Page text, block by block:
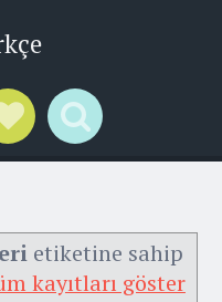
Social Links
Search
etiketine sahip
kayıtları göster